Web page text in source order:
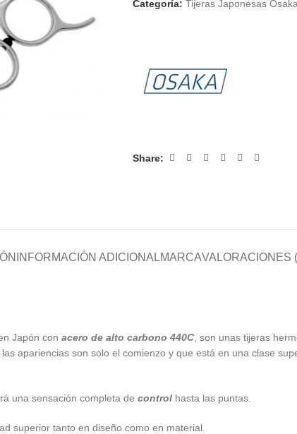
Categoría: Tijeras Japonesas Osaka
Share:
INFORMACIÓN ADICIONALMARCAVALORACIONES
Japón con acero de alto carbono 440C , son unas tijeras
apariencias son solo el comienzo y que está en una clase
una sensación completa de control hasta las puntas.
superior tanto en diseño como en material.